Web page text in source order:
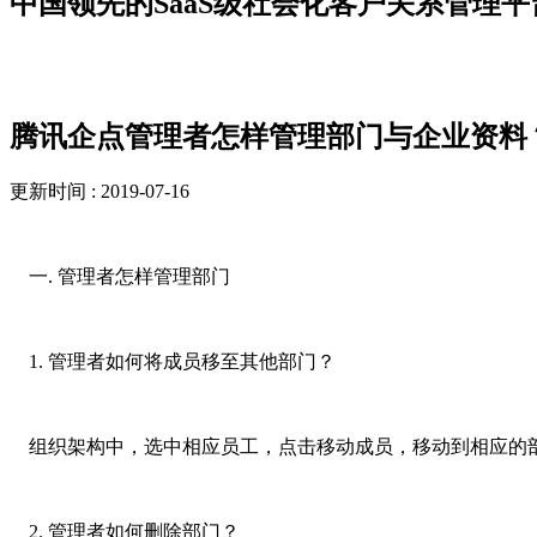
腾讯企点管理者怎样管理部门与企业资料
更新时间 : 2019-07-16
一. 管理者怎样管理部门
1. 管理者如何将成员移至其他部门？
组织架构中，选中相应员工，点击移动成员，移动到相应的
2. 管理者如何删除部门？